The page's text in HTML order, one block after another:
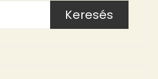
Keresés